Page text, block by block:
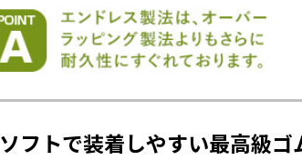
ソフトで装着しやすい最高級ゴ